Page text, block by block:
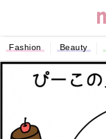
Fashion Beauty